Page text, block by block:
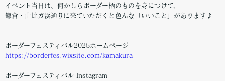
イベント当日は、何かしらボーダー柄のものを身につけて、
鎌倉・由比ガ浜通りに来ていただくと色んな「いいこと」があります♪
ボーダーフェスティバル2025ホームページ
https://borderfes.wixsite.com/kamakura
ボーダーフェスティバル Instagram